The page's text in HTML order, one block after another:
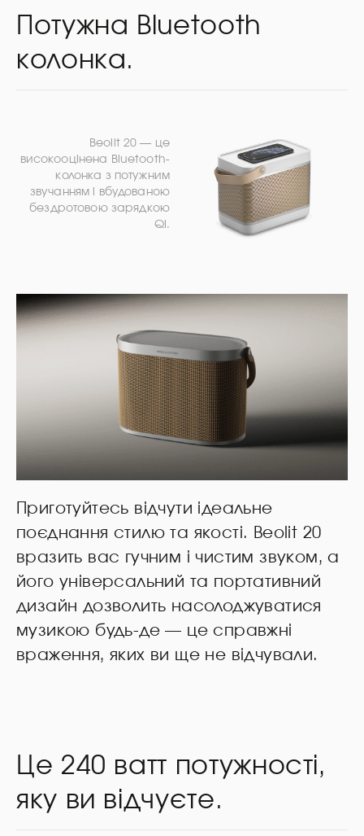
Потужна Bluetooth
колонка.
Beolit 20 — це
високооцінена Bluetooth-
колонка з потужним
звучанням і вбудованою
бездротовою зарядкою
Qi.
Приготуйтесь відчути ідеальне
поєднання стилю та якості. Beolit 20
вразить вас гучним і чистим звуком, а
його універсальний та портативний
дизайн дозволить насолоджуватися
музикою будь-де — це справжні
враження, яких ви ще не відчували.
Це 240 ватт потужності,
яку ви відчуєте.